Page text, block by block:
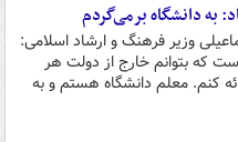
به دانشگاه برمی‌گردم
وزیر فرهنگ و ارشاد اسلامی:
که بتوانم خارج از دولت هر
کنم. معلم دانشگاه هستم و به